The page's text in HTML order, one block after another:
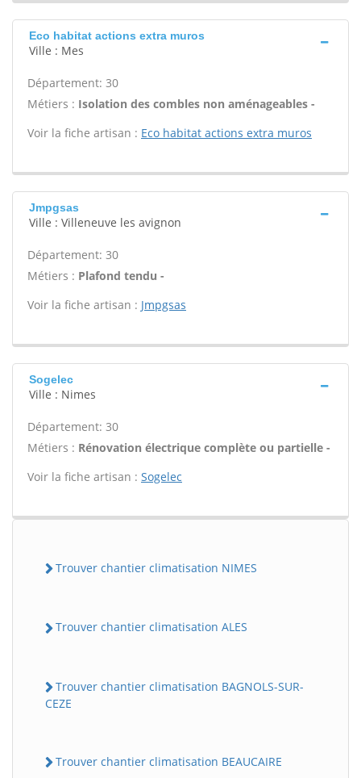
Eco habitat actions extra muros
Ville : Mes
Département: 30
Métiers : Isolation des combles non aménageables -
Voir la fiche artisan : Eco habitat actions extra muros
Jmpgsas
Ville : Villeneuve les avignon
Département: 30
Métiers : Plafond tendu -
Voir la fiche artisan : Jmpgsas
Sogelec
Ville : Nimes
Département: 30
Métiers : Rénovation électrique complète ou partielle -
Voir la fiche artisan : Sogelec
Trouver chantier climatisation NIMES
Trouver chantier climatisation ALES
Trouver chantier climatisation BAGNOLS-SUR-
CEZE
Trouver chantier climatisation BEAUCAIRE